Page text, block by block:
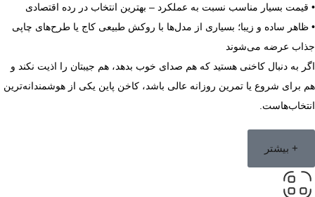
• قیمت بسیار مناسب نسبت به عملکرد – بهترین انتخاب در رده اقتصادی
• ظاهر ساده و زیبا؛ بسیاری از مدل‌ها با روکش طبیعی کاج یا طرح‌های چاپی
جذاب عرضه می‌شوند
اگر به دنبال کاخنی هستید که هم صدای خوب بدهد، هم جیبتان را اذیت نکند و
هم برای شروع یا تمرین روزانه عالی باشد، کاخن پاین یکی از هوشمندانه‌ترین
انتخاب‌هاست.
+ بیشتر